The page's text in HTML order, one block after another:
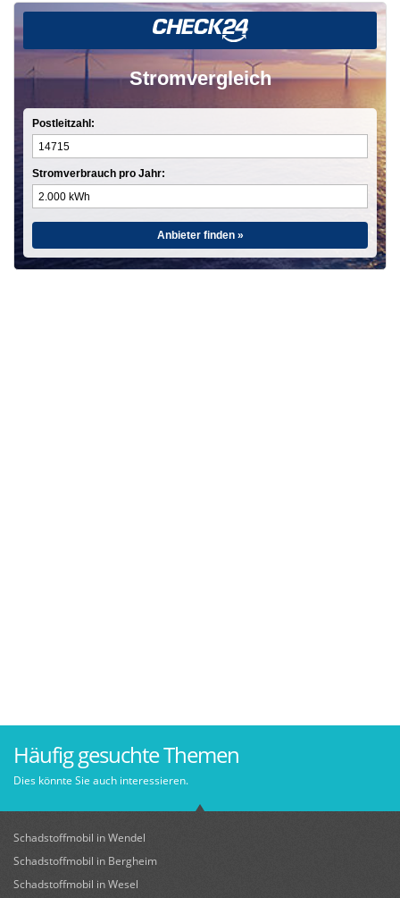
Stromvergleich
Postleitzahl:
Stromverbrauch pro Jahr:
Anbieter finden »
Häufig gesuchte Themen
Dies könnte Sie auch interessieren.
Schadstoffmobil in Wendel
Schadstoffmobil in Bergheim
Schadstoffmobil in Wesel